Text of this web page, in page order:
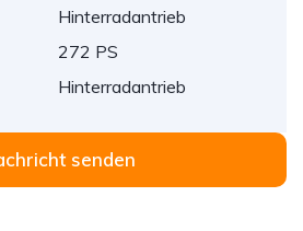
Hinterradantrieb
272 PS
Hinterradantrieb
senden